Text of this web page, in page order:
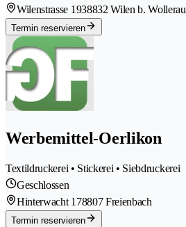
Wilenstrasse 1938832 Wilen b. Wollerau
Termin reservieren
Werbemittel-Oerlikon
Textildruckerei • Stickerei • Siebdruckerei
Geschlossen
Hinterwacht 178807 Freienbach
Termin reservieren